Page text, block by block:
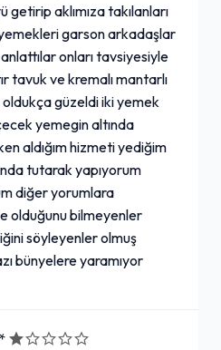
getirip aklımıza takılanları
garson arkadaşlar
onları tavsiyesiyle
tavuk ve kremalı mantarlı
güzeldi iki yemek
yemegin altında
aldığım hizmeti yediğim
tutarak yapıyorum
diğer yorumlara
olduğunu bilmeyenler
söyleyenler olmuş
bünyelere yaramıyor